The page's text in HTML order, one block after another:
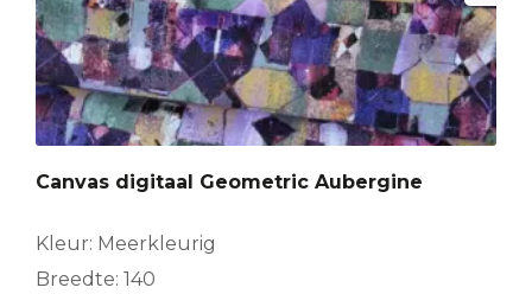
Canvas digitaal Geometric Aubergine
Kleur: Meerkleurig
Breedte: 140